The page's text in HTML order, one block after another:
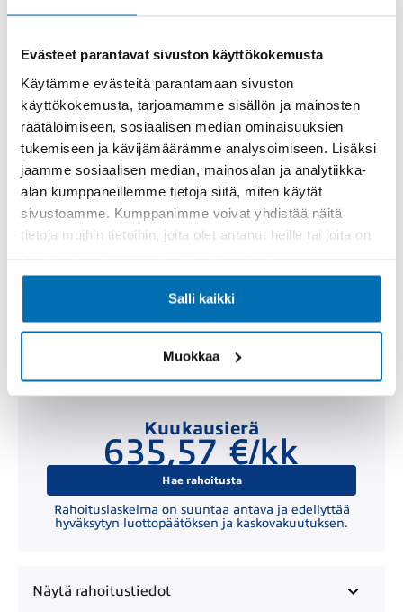
Evästeet parantavat sivuston käyttökokemusta
Käytämme evästeitä parantamaan sivuston
käyttökokemusta, tarjoamamme sisällön ja mainosten
räätälöimiseen, sosiaalisen median ominaisuuksien
tukemiseen ja kävijämäärämme analysoimiseen. Lisäksi
jaamme sosiaalisen median, mainosalan ja analytiikka-
alan kumppaneillemme tietoja siitä, miten käytät
sivustoamme. Kumppanimme voivat yhdistää näitä
tietoja muihin tietoihin, joita olet antanut heille tai joita on
Salli kaikki
Muokkaa
Käsiraha tai vaihtoauto (€)
Kuukausierä
635,57 €/kk
Hae rahoitusta
Rahoituslaskelma on suuntaa antava ja edellyttää
hyväksytyn luottopäätöksen ja kaskovakuutuksen.
Näytä rahoitustiedot